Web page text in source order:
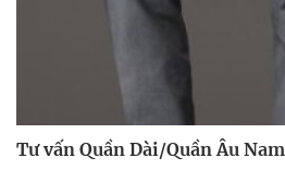
Tư vấn Quần Dài/Quần Âu Nam